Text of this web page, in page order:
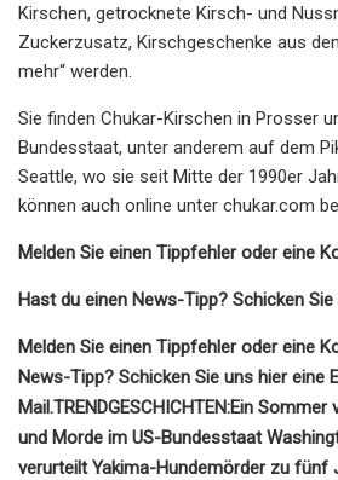
Kirschen, getrocknete Kirsch- und
Zuckerzusatz, Kirschgeschenke aus
mehr“ werden.
Sie finden Chukar-Kirschen in Prosser
Bundesstaat, unter anderem auf dem
Seattle, wo sie seit Mitte der 1990er
können auch online unter chukar.com
Melden Sie einen Tippfehler oder eine
Hast du einen News-Tipp? Schicken
Melden Sie einen Tippfehler oder eine
News-Tipp? Schicken Sie uns hier eine
Mail.TRENDGESCHICHTEN:Ein Sommer
und Morde im US-Bundesstaat
verurteilt Yakima-Hundemörder zu fünf